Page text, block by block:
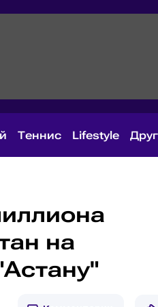
Теннис Lifestyle
на